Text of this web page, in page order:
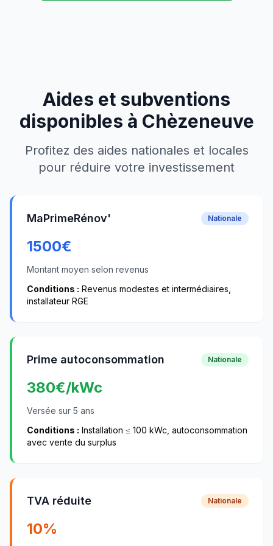
Aides et subventions
disponibles à Chèzeneuve
Profitez des aides nationales et locales
pour réduire votre investissement
MaPrimeRénov' Nationale
1500€
Montant moyen selon revenus
Conditions : Revenus modestes et intermédiaires,
installateur RGE
Prime autoconsommation Nationale
380€/kWc
Versée sur 5 ans
Conditions : Installation ≤ 100 kWc, autoconsommation
avec vente du surplus
TVA réduite Nationale
10%